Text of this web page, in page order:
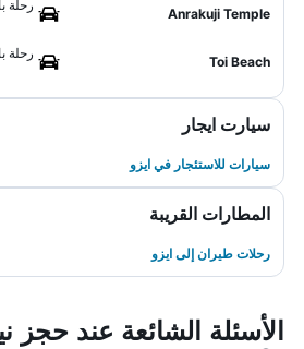
Anrakuji Temple
رحلة
Toi Beach
رحلة
سيارت ايجار
سيارات للاستئجار في ايزو
المطارات القريبة
رحلات طيران إلى ايزو
الأسئلة الشائعة عند حجز